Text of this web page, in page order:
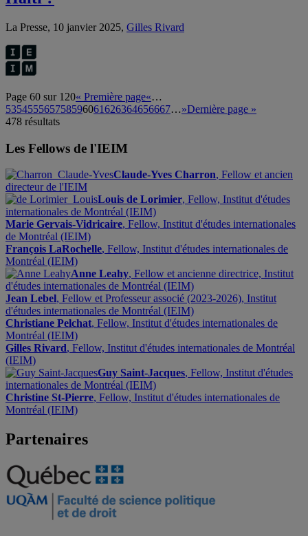
La Presse, 10 janvier 2025, Gilles Rivard
Page 60 sur 120« Première page«…
535455565758596061626364656667…»Dernière page »
478 résultats
Les Fellows de l'IEIM
Claude-Yves Charron, Fellow et ancien
directeur de l'IEIM
Louis de Lorimier, Fellow, Institut d'études
internationales de Montréal (IEIM)
Marie Gervais-Vidricaire, Fellow, Institut d'études internationales
de Montréal (IEIM)
François LaRochelle, Fellow, Institut d'études internationales de
Montréal (IEIM)
Anne Leahy, Fellow et ancienne directrice, Institut
d'études internationales de Montréal (IEIM)
Jean Lebel, Fellow et Professeur associé (2023-2026), Institut
d'études internationales de Montréal (IEIM)
Christiane Pelchat, Fellow, Institut d'études internationales de
Montréal (IEIM)
Gilles Rivard, Fellow, Institut d'études internationales de Montréal
(IEIM)
Guy Saint-Jacques, Fellow, Institut d'études
internationales de Montréal (IEIM)
Christine St-Pierre, Fellow, Institut d'études internationales de
Montréal (IEIM)
Partenaires